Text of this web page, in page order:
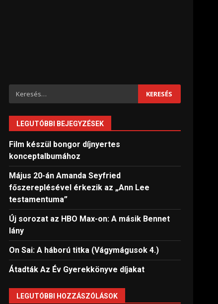
Keresés:
LEGUTÓBBI BEJEGYZÉSEK
Film készül bongor díjnyertes
konceptalbumához
Május 20-án Amanda Seyfried
főszereplésével érkezik az „Ann Lee
testamentuma”
Új sorozat az HBO Max-on: A másik Bennet
lány
On Sai: A ​háború titka (Vágymágusok 4.)
Átadták Az Év Gyerekkönyve díjakat
LEGUTÓBBI HOZZÁSZÓLÁSOK